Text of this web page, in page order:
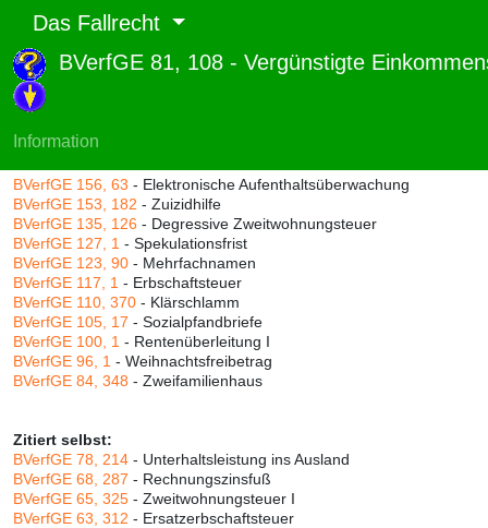
Das Fallrecht
BVerfGE 81, 108 - Vergünstigte
Information
Abruf und Rang:
RTF-Version
BVerfGE 156, 63 - Elektronische Aufenthaltsüberwachung
BVerfGE 153, 182 - Zuizidhilfe
BVerfGE 135, 126 - Degressive Zweitwohnungsteuer
BVerfGE 127, 1 - Spekulationsfrist
BVerfGE 123, 90 - Mehrfachnamen
BVerfGE 117, 1 - Erbschaftsteuer
BVerfGE 110, 370 - Klärschlamm
BVerfGE 105, 17 - Sozialpfandbriefe
BVerfGE 100, 1 - Rentenüberleitung I
BVerfGE 96, 1 - Weihnachtsfreibetrag
BVerfGE 84, 348 - Zweifamilienhaus
Zitiert selbst:
BVerfGE 78, 214 - Unterhaltsleistung ins Ausland
BVerfGE 68, 287 - Rechnungszinsfuß
BVerfGE 65, 325 - Zweitwohnungsteuer I
BVerfGE 63, 312 - Ersatzerbschaftsteuer